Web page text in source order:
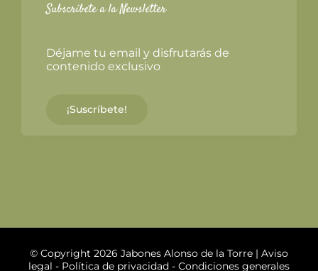
Subscríbete a la Newsletter
Déjame tu email y disfrutarás de
contenido exclusivo
¡Suscríbete!
© Copyright 2026 Jabones Alonso de la Torre | Aviso
legal - Política de privacidad - Condiciones generales